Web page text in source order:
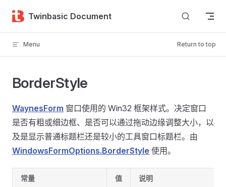
Skip to content
Twinbasic Document
Menu Return to top
BorderStyle
WaynesForm 窗口使用的 Win32 框架样式。决定窗口
是否有粗或细边框、是否可以通过拖动边缘调整大小，以
及是显示普通标题栏还是较小的工具窗口标题栏。由
WindowsFormOptions.BorderStyle 使用。
常量 值 说明